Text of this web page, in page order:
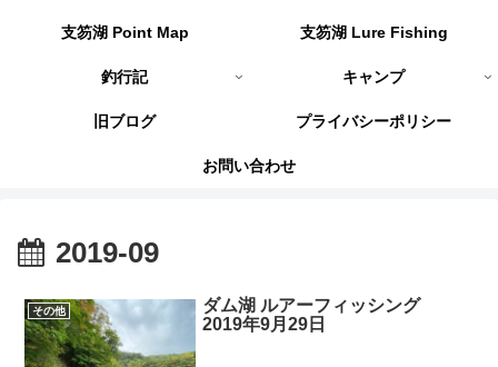
支笏湖 Point Map 支笏湖 Lure Fishing
釣行記 キャンプ
旧ブログ プライバシーポリシー
お問い合わせ
2019-09
その他
ダム湖 ルアーフィッシング
2019年9月29日